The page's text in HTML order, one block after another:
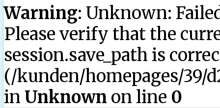
Warning: Unknown:
Please verify that the
session.save_path is
(/kunden/homepages/39/
in Unknown on line 0